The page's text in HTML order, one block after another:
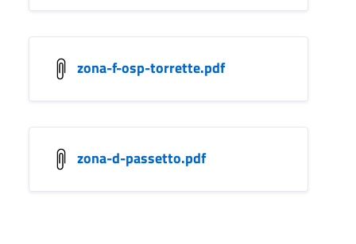
zona-f-osp-torrette.pdf
zona-d-passetto.pdf